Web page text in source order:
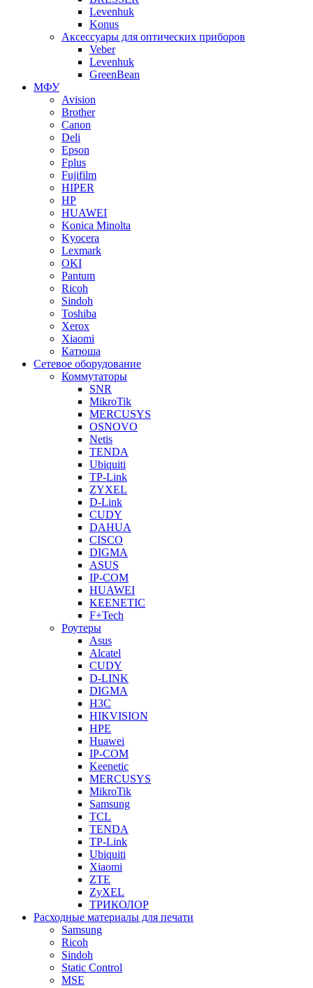
Levenhuk
Konus
Аксессуары для оптических приборов
Veber
Levenhuk
GreenBean
МФУ
Avision
Brother
Canon
Deli
Epson
Fplus
Fujifilm
HIPER
HP
HUAWEI
Konica Minolta
Kyocera
Lexmark
OKI
Pantum
Ricoh
Sindoh
Toshiba
Xerox
Xiaomi
Катюша
Сетевое оборудование
Коммутаторы
SNR
MikroTik
MERCUSYS
OSNOVO
Netis
TENDA
Ubiquiti
TP-Link
ZYXEL
D-Link
CUDY
DAHUA
CISCO
DIGMA
ASUS
IP-COM
HUAWEI
KEENETIC
F+Tech
Роутеры
Asus
Alcatel
CUDY
D-LINK
DIGMA
H3C
HIKVISION
HPE
Huawei
IP-COM
Keenetic
MERCUSYS
MikroTik
Samsung
TCL
TENDA
TP-Link
Ubiquiti
Xiaomi
ZTE
ZyXEL
ТРИКОЛОР
Расходные материалы для печати
Samsung
Ricoh
Sindoh
Static Control
MSE